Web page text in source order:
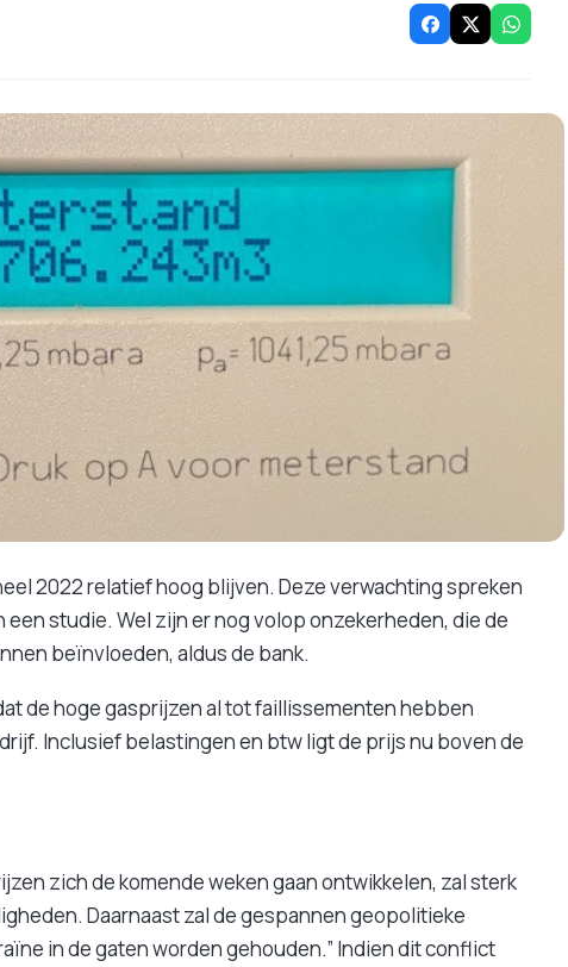
2022 relatief hoog blijven. Deze verwachting spreken
een studie. Wel zijn er nog volop onzekerheden, die de
beïnvloeden, aldus de bank.
de hoge gasprijzen al tot faillissementen hebben
Inclusief belastingen en btw ligt de prijs nu boven de
zich de komende weken gaan ontwikkelen, zal sterk
Daarnaast zal de gespannen geopolitieke
in de gaten worden gehouden.” Indien dit conflict